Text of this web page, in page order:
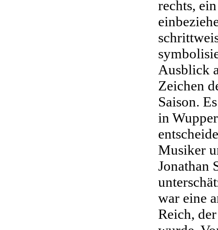
rechts,
Ausblick
Zeichen
Saison.
in
Musiker
Jonathan
war eine
Reich,